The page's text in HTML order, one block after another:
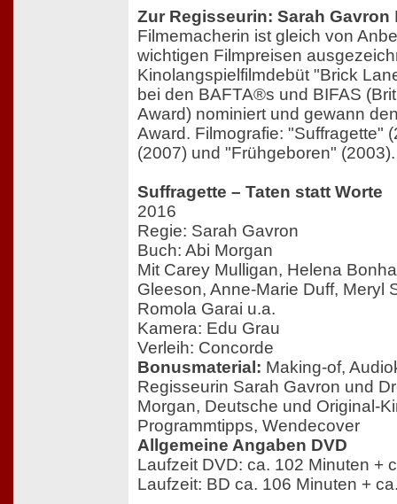
Zur Regisseurin: Sarah Gavron
Filmemacherin ist gleich von
wichtigen Filmpreisen
Kinolangspielfilmdebüt "Brick
bei den BAFTA®s und BIFAS
Award) nominiert und gewann
Award. Filmografie: "Suffragette"
(2007) und "Frühgeboren" (2003).
Suffragette – Taten statt Worte
2016
Regie: Sarah Gavron
Buch: Abi Morgan
Mit Carey Mulligan, Helena
Gleeson, Anne-Marie Duff, Meryl
Romola Garai u.a.
Kamera: Edu Grau
Verleih: Concorde
Bonusmaterial: Making-of,
Regisseurin Sarah Gavron und
Morgan, Deutsche und Original-
Programmtipps, Wendecover
Allgemeine Angaben DVD
Laufzeit DVD: ca. 102 Minuten +
Laufzeit: BD ca. 106 Minuten +